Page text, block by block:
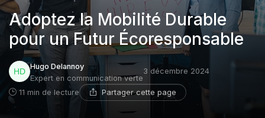
Adoptez la Mobilité Durable
pour un Futur Écoresponsable
Hugo Delannoy
Expert en communication verte
3 décembre 2024
11 min de lecture Partager cette page